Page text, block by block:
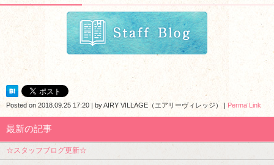
Posted on 2018.09.25 17:20 | byAIRY VILLAGE（エアリーヴィレッジ） | Perma Link
最新の記事
☆スタッフブログ更新☆